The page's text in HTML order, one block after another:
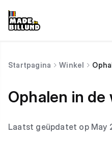
Startpagina Winkel
Ophalen in de
Laatst geüpdatet op May